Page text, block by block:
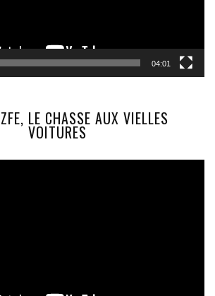
04:01
LE CHASSE AUX VIELLES
VOITURES